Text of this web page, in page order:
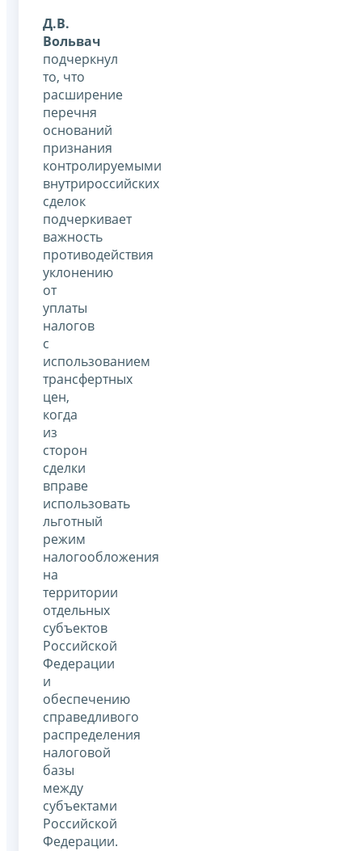
Д.В.
Вольвач
подчеркнул
то, что
расширение
перечня
оснований
признания
контролируемыми
внутрироссийских
сделок
подчеркивает
важность
противодействия
уклонению
от
уплаты
налогов
с
использованием
трансфертных
цен,
когда
из
сторон
сделки
вправе
использовать
льготный
режим
налогообложения
на
территории
отдельных
субъектов
Российской
Федерации
и
обеспечению
справедливого
распределения
налоговой
базы
между
субъектами
Российской
Федерации.